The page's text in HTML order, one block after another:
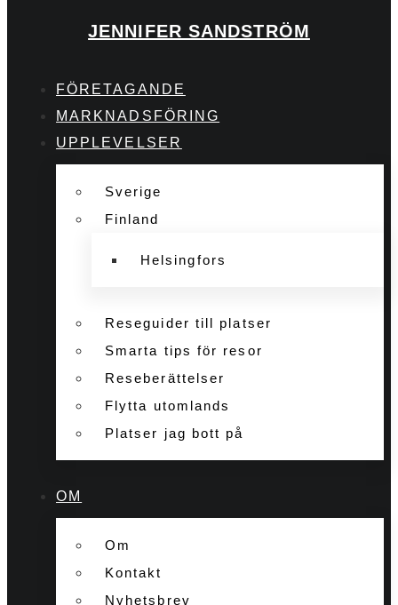
JENNIFER SANDSTRÖM
FÖRETAGANDE
MARKNADSFÖRING
UPPLEVELSER
Sverige
Finland
Helsingfors
Reseguider till platser
Smarta tips för resor
Reseberättelser
Flytta utomlands
Platser jag bott på
OM
Om
Kontakt
Nyhetsbrev